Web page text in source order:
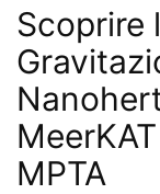
Strumenti Professionali
Scoprire
MPTA